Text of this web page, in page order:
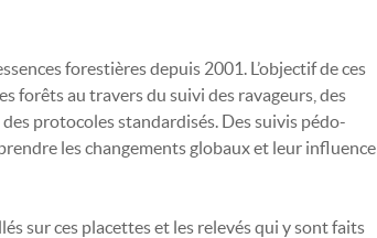
forestières depuis 2001. L’objectif de ces
forêts au travers du suivi des ravageurs, des
protocoles standardisés. Des suivis pédo-
les changements globaux et leur influence
sur ces placettes et les relevés qui y sont faits